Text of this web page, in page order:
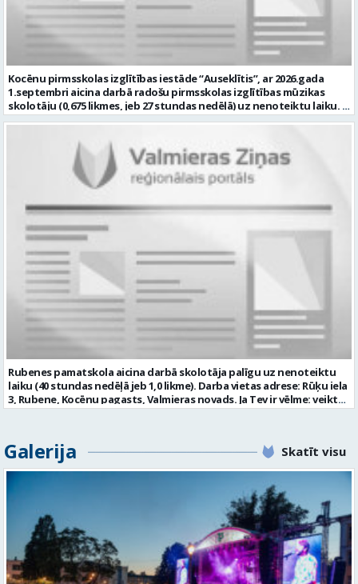
izglītības principiem un speciālā pedagoga darba metodēm
pirmsskolā Prasme plānot, organizēt un izvērtēt individuālo
atbalstu bērniem Labas sadarbības un komunikācijas prasmes
darbā ar bērniem, vecākiem un kolēģiem Atbildības sajūta, empātija,
zināšanas atbilstoši normatīvo aktu prasībām Prasme strādāt ar
informācijas un komunikācijas tehnoloģijām ikdienas darba
pienākumu veikšanai. mēs piedāvājam: Darbu uz nenoteiktu laiku 30
stundas nedēļā (1 likme) Atalgojumu EUR 1351 pirms nodokļu
nomaksas (t.sk. piemaksa par darbu īpašos apstākļos) Sociālās
polisi Profesionālās kompetences pilnveides iespējas Dinamisku,
radošu un atbalstošu darba vidi Pretendentiem profesionālās
darbības aprakstu (CV) un izglītības dokumenta kopiju lūdzam
iesniegt līdz 2026. gada 17.augustam e-pastā vgv@valmiera.edu.lv.
vietas adrese: LATVIJA, Jumaras iela 9, Valmiera, Valmieras nov.
Darbības joma: Izglītība / Zinātne Pieteikto vietu skaits: 1 Aktuāla
līdz: 2026-08-17 Kontaktpersona: vgv@valmiera.edu.lv 29182105
Kocēnu pirmsskolas izglītības iestāde “Auseklītis”, ar 2026.gada
1.septembri aicina darbā radošu pirmsskolas izglītības mūzikas
skolotāju (0,675 likmes, jeb 27 stundas nedēļā) uz nenoteiktu laiku.
Darba vieta: Kalna iela 2, Kocēni, Kocēnu pagasts, Valmieras novads
vecumam atbilstošu mācību procesu; veikt izglītojamo attīstības
dinamikas izpēti; sadarbībā ar Iestādes skolotājiem, organizēt
svētkus, tematiskus pasākumus, jautrus brīžus un citas aktivitātes;
plānot savu darbību, sagatavot amata veikšanai nepieciešamo
dokumentāciju, tostarp e-vidē; iesaistīties Iestādes attīstības
plānošanā un īstenošanā atbilstoši kompetencei; un Jums ir:
izglītība atbilstoši Ministru kabineta noteikumiem Nr. 569
“Noteikumi par pedagogiem nepieciešamo izglītību un profesionālo
kvalifikāciju un pedagogu profesionālās kompetences pilnveides
kārtību”; pieredze darbā ar bērniem; valsts valodas prasmes
atbilstoši Valsts valodas likuma prasībām; obligāta ārsta izziņa
(veidlapa Nr.027/u) ar atļauju strādāt pedagoģisko darbu; atbilstība
Izglītības likuma un Bērnu tiesību aizsardzības likuma noteiktajām
prasībām; kompetences: prasme patstāvīgi un mērķtiecīgi
organizēt savu darbu; psiholoģiskā noturība un augsta saskarsmes
atbilstoši Ministru kabineta noteikumiem Nr. 445 “Pedagogu darba
samaksas noteikumi” 1057,05 EUR pirms nodokļu nomaksas; darba
devēja līdzfinansētu veselības apdrošināšanu pēc pārbaudes laika
beigām; atsaucīgu kolektīvu. Curriculum Vitae (CV) un pieteikumu
27.augustam. Tālrunis uzziņām: 26856124 Profesija: PIRMSSKOLAS
IZGLĪTĪBAS MŪZIKAS SKOLOTĀJS Darba vietas adrese: LATVIJA, Kalna
iela 2, Kocēni, Kocēnu pag., Valmieras nov. Slodze: Nepilna slodze
Darbības joma: Izglītība / Zinātne Pieteikto vietu skaits: 1 Aktuāla
līdz: 2026-08-27 Kontaktpersona: auseklitis@valmiera.edu.lv 26856124
Rubenes pamatskola aicina darbā skolotāja palīgu uz nenoteiktu
laiku (40 stundas nedēļā jeb 1,0 likme). Darba vietas adrese: Rūķu iela
3, Rubene, Kocēnu pagasts, Valmieras novads. Ja Tev ir vēlme: veikt
bērnu aprūpi ikdienā; sadarboties ar grupas skolotājām, sniegt
ievērošanu; nodrošināt telpu, inventāra tīrību un kārtību; un ja Tev
ir: vismaz vispārējā vidējā izglītība (vēlams praktiskā pieredze darbā
ar bērniem); valsts valodas prasmes atbilstoši Valsts valodas likuma
prasībām; kompetences: prasme plānot, organizēt un kvalitatīvi
veikt savu darbu, disciplinētība; pozitīva, radoša un atbildīga
attieksme pret darbu; psiholoģiskā noturība un augsta saskarsmes
kultūra; pozitīva un atbildīga attieksme pret darbu; mēs
piedāvājam: pamatalgu pārbaudes laikā 780,00 EUR pirms nodokļu
nomaksas, pēc pārbaudes laika 850 EUR pirms nodokļu nomaksas;
iespēju saņemt atvaļinājuma pabalstu par labu darba sniegumu;
Galerija Skatīt visu